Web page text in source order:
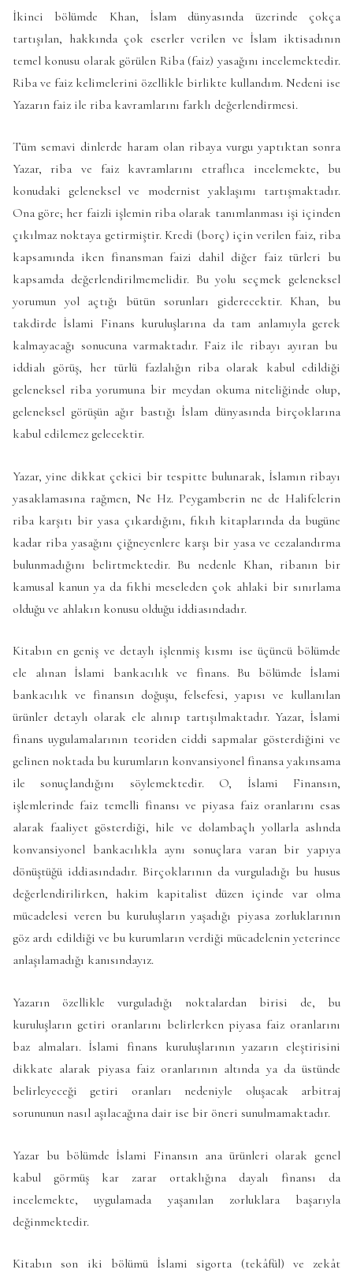
İkinci bölümde Khan, İslam dünyasında üzerinde çokça
tartışılan, hakkında çok eserler verilen ve İslam iktisadının
temel konusu olarak görülen Riba (faiz) yasağını incelemektedir.
Riba ve faiz kelimelerini özellikle birlikte kullandım. Nedeni ise
Yazarın faiz ile riba kavramlarını farklı değerlendirmesi.
Tüm semavi dinlerde haram olan ribaya vurgu yaptıktan sonra
Yazar, riba ve faiz kavramlarını etraflıca incelemekte, bu
konudaki geleneksel ve modernist yaklaşımı tartışmaktadır.
Ona göre; her faizli işlemin riba olarak tanımlanması işi içinden
çıkılmaz noktaya getirmiştir. Kredi (borç) için verilen faiz, riba
kapsamında iken finansman faizi dahil diğer faiz türleri bu
kapsamda değerlendirilmemelidir. Bu yolu seçmek geleneksel
yorumun yol açtığı bütün sorunları giderecektir. Khan, bu
takdirde İslami Finans kuruluşlarına da tam anlamıyla gerek
kalmayacağı sonucuna varmaktadır. Faiz ile ribayı ayıran bu
iddialı görüş, her türlü fazlalığın riba olarak kabul edildiği
geleneksel riba yorumuna bir meydan okuma niteliğinde olup,
geleneksel görüşün ağır bastığı İslam dünyasında birçoklarına
kabul edilemez gelecektir.
Yazar, yine dikkat çekici bir tespitte bulunarak, İslamın ribayı
yasaklamasına rağmen, Ne Hz. Peygamberin ne de Halifelerin
riba karşıtı bir yasa çıkardığını, fıkıh kitaplarında da bugüne
kadar riba yasağını çiğneyenlere karşı bir yasa ve cezalandırma
bulunmadığını belirtmektedir. Bu nedenle Khan, ribanın bir
kamusal kanun ya da fıkhi meseleden çok ahlaki bir sınırlama
olduğu ve ahlakın konusu olduğu iddiasındadır.
Kitabın en geniş ve detaylı işlenmiş kısmı ise üçüncü bölümde
ele alınan İslami bankacılık ve finans. Bu bölümde İslami
bankacılık ve finansın doğuşu, felsefesi, yapısı ve kullanılan
ürünler detaylı olarak ele alınıp tartışılmaktadır. Yazar, İslami
finans uygulamalarının teoriden ciddi sapmalar gösterdiğini ve
gelinen noktada bu kurumların konvansiyonel finansa yakınsama
ile sonuçlandığını söylemektedir. O, İslami Finansın,
işlemlerinde faiz temelli finansı ve piyasa faiz oranlarını esas
alarak faaliyet gösterdiği, hile ve dolambaçlı yollarla aslında
konvansiyonel bankacılıkla aynı sonuçlara varan bir yapıya
dönüştüğü iddiasındadır. Birçoklarının da vurguladığı bu husus
değerlendirilirken, hakim kapitalist düzen içinde var olma
mücadelesi veren bu kuruluşların yaşadığı piyasa zorluklarının
göz ardı edildiği ve bu kurumların verdiği mücadelenin yeterince
anlaşılamadığı kanısındayız.
Yazarın özellikle vurguladığı noktalardan birisi de, bu
kuruluşların getiri oranlarını belirlerken piyasa faiz oranlarını
baz almaları. İslami finans kuruluşlarının yazarın eleştirisini
dikkate alarak piyasa faiz oranlarının altında ya da üstünde
belirleyeceği getiri oranları nedeniyle oluşacak arbitraj
sorununun nasıl aşılacağına dair ise bir öneri sunulmamaktadır.
Yazar bu bölümde İslami Finansın ana ürünleri olarak genel
kabul görmüş kar zarar ortaklığına dayalı finansı da
incelemekte, uygulamada yaşanılan zorluklara başarıyla
değinmektedir.
Kitabın son iki bölümü İslami sigorta (tekâfül) ve zekât